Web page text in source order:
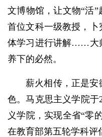
文博物馆，让文物“活
首位文科一级教授，
体学习进行讲解……大
养下的必然。
薪火相传，正是
色。马克思主义学院于
义学院，实现全省“零
在教育部第五轮学科评